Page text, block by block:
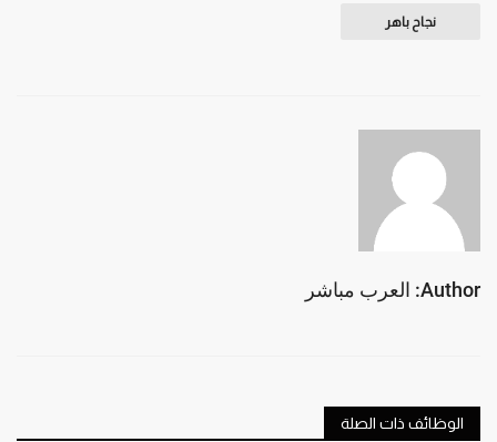
نجاح باهر
Author: العرب مباشر
الوظائف ذات الصلة